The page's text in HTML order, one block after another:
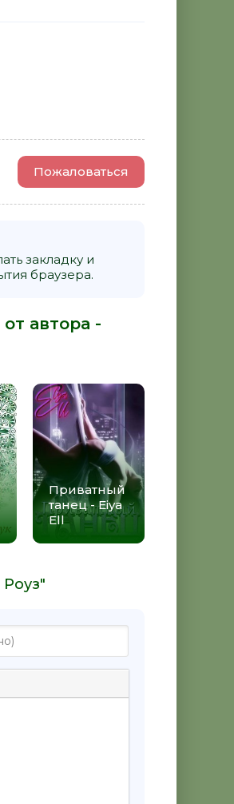
Пожаловаться
закладку и
браузера.
автора -
Приватный
танец - Eiya
Ell